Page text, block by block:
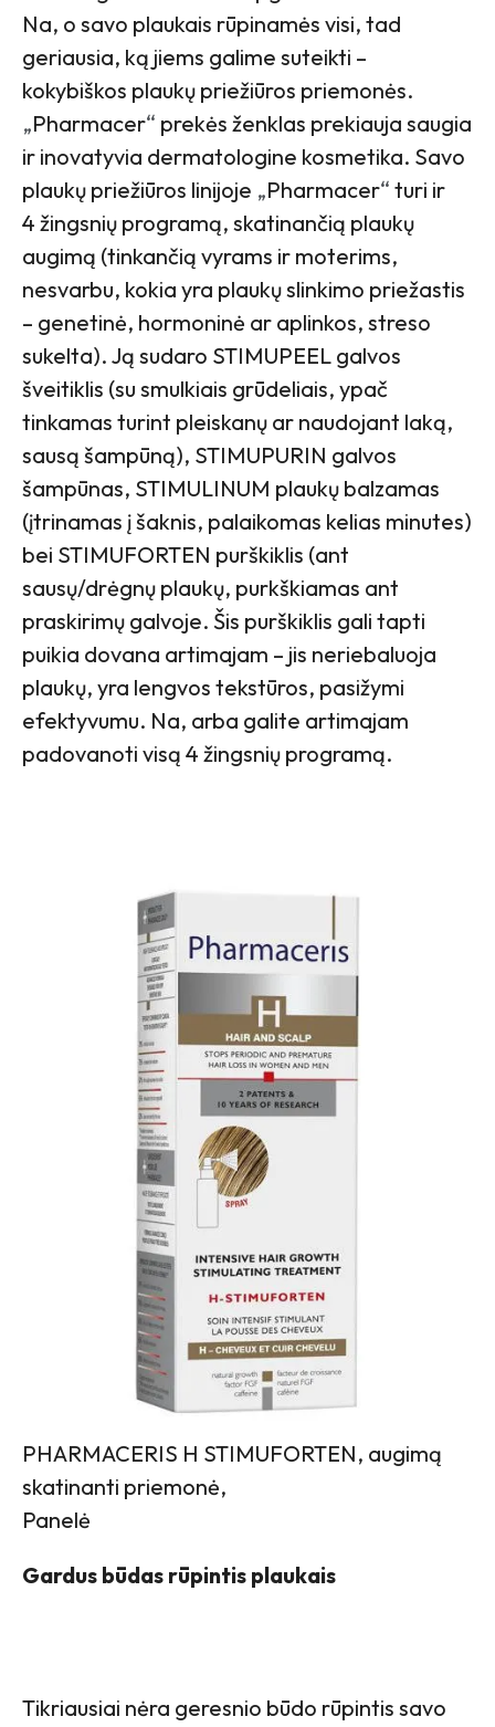
Na, o savo plaukais rūpinamės visi, tad
geriausia, ką jiems galime suteikti –
kokybiškos plaukų priežiūros priemonės.
„Pharmacer“ prekės ženklas prekiauja saugia
ir inovatyvia dermatologine kosmetika. Savo
plaukų priežiūros linijoje „Pharmacer“ turi ir
4 žingsnių programą, skatinančią plaukų
augimą (tinkančią vyrams ir moterims,
nesvarbu, kokia yra plaukų slinkimo priežastis
– genetinė, hormoninė ar aplinkos, streso
sukelta). Ją sudaro STIMUPEEL galvos
šveitiklis (su smulkiais grūdeliais, ypač
tinkamas turint pleiskanų ar naudojant laką,
sausą šampūną), STIMUPURIN galvos
šampūnas, STIMULINUM plaukų balzamas
(įtrinamas į šaknis, palaikomas kelias minutes)
bei STIMUFORTEN purškiklis (ant
sausų/drėgnų plaukų, purkškiamas ant
praskirimų galvoje. Šis purškiklis gali tapti
puikia dovana artimajam – jis neriebaluoja
plaukų, yra lengvos tekstūros, pasižymi
efektyvumu. Na, arba galite artimajam
padovanoti visą 4 žingsnių programą.
PHARMACERIS H STIMUFORTEN, augimą
skatinanti priemonė,
Panelė
Gardus būdas rūpintis plaukais
Tikriausiai nėra geresnio būdo rūpintis savo